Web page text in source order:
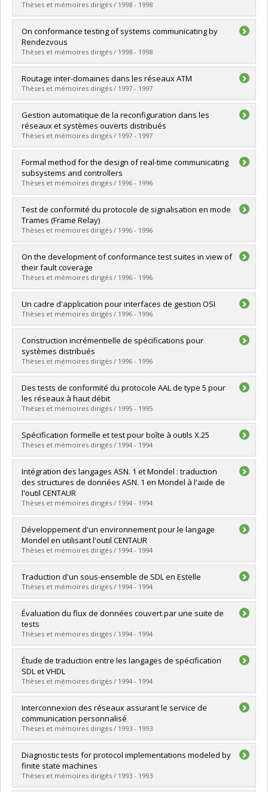
Diplôme obtenu :M. Sc.
Lien vers le document dans Papyrus
Thèses et mémoires dirigés / 1998 - 1998
Diplômé(e) :Soukeur, Abdelouahed
Cycle :Maîtrise
Diplôme obtenu :M. Sc.
Lien vers le document dans Papyrus
On conformance testing of systems communicating by
Rendezvous
Thèses et mémoires dirigés / 1998 - 1998
Diplômé(e) :Tan, Qiang-Ming
Cycle : Doctorat
Diplôme obtenu :Ph. D.
Lien vers le document dans Papyrus
Routage inter-domaines dans les réseaux ATM
Thèses et mémoires dirigés / 1997 - 1997
Diplômé(e) :Ould Ahmed Ould Bah, Brahim
Cycle :Maîtrise
Diplôme obtenu :M. Sc.
Lien vers le document dans Papyrus
Gestion automatique de la reconfiguration dans les
réseaux et systèmes ouverts distribués
Thèses et mémoires dirigés / 1997 - 1997
Diplômé(e) :Dini, Petre
Cycle :Doctorat
Diplôme obtenu :Ph. D.
Lien vers le document dans Papyrus
Formal method for the design of real-time communicating
subsystems and controllers
Thèses et mémoires dirigés / 1996 - 1996
Diplômé(e) :Tao, Zhongpīng
Cycle :Doctorat
Diplôme obtenu :Ph. D.
Lien vers le document dans Papyrus
Test de conformité du protocole de signalisation en mode
Trames (Frame Relay)
Thèses et mémoires dirigés / 1996 - 1996
Diplômé(e) :Ould Mohamed-Salem, Mohamed-Vall
Cycle :Maîtrise
Diplôme obtenu :M. Sc.
Lien vers le document dans Papyrus
On the development of conformance test suites in view of
their fault coverage
Thèses et mémoires dirigés / 1996 - 1996
Diplômé(e) :Yao, Mingyu
Cycle : Doctorat
Diplôme obtenu :Ph. D.
Lien vers le document dans Papyrus
Un cadre d'application pour interfaces de gestion OSI
Thèses et mémoires dirigés / 1996 - 1996
Diplômé(e) : Tessier, Jean
Cycle :Maîtrise
Diplôme obtenu :M. Sc.
Lien vers le document dans Papyrus
Construction incrémentielle de spécifications pour
systèmes distribués
Thèses et mémoires dirigés / 1996 - 1996
Diplômé(e) :Khendek, Ferhat
Cycle :Doctorat
Diplôme obtenu :Ph. D.
Lien vers le document dans Papyrus
Des tests de conformité du protocole AAL de type 5 pour
les réseaux à haut débit
Thèses et mémoires dirigés / 1995 - 1995
Diplômé(e) : Khriss, Ismail
Cycle : Maîtrise
Diplôme obtenu :M. Sc.
Lien vers le document dans Papyrus
Spécification formelle et test pour boîte à outils X.25
Thèses et mémoires dirigés / 1994 - 1994
Diplômé(e) :Zamoum, Rachid
Cycle :Maîtrise
Diplôme obtenu :
Lien vers le document dans Papyrus
Intégration des langages ASN. 1 et Mondel : traduction
des structures de données ASN. 1 en Mondel à l'aide de
l'outil CENTAUR
Thèses et mémoires dirigés / 1994 - 1994
Diplômé(e) :Zerghouni, Mostafa
Cycle :Maîtrise
Diplôme obtenu :M. Sc.
Lien vers le document dans Papyrus
Développement d'un environnement pour le langage
Mondel en utilisant l'outil CENTAUR
Thèses et mémoires dirigés / 1994 - 1994
Diplômé(e) :Drissi, Jawad
Cycle : Maîtrise
Diplôme obtenu :M. Sc.
Lien vers le document dans Papyrus
Traduction d'un sous-ensemble de SDL en Estelle
Thèses et mémoires dirigés / 1994 - 1994
Diplômé(e) :Thiboutôt, Alain
Cycle :
Diplôme obtenu :M. Sc.
Lien vers le document dans Papyrus
Évaluation du flux de données couvert par une suite de
tests
Thèses et mémoires dirigés / 1994 - 1994
Diplômé(e) :Caouette, Clémence
Cycle :Maîtrise
Diplôme obtenu :M. Sc.
Lien vers le document dans Papyrus
Étude de traduction entre les langages de spécification
SDL et VHDL
Thèses et mémoires dirigés / 1994 - 1994
Diplômé(e) :Amoussou, Marie Clémence
Cycle :Maîtrise
Diplôme obtenu :M. Sc.
Lien vers le document dans Papyrus
Interconnexion des réseaux assurant le service de
communication personnalisé
Thèses et mémoires dirigés / 1993 - 1993
Diplômé(e) :Dargham, Joumana B.
Cycle :Maîtrise
Diplôme obtenu :M. Sc.
Lien vers le document dans Papyrus
Diagnostic tests for protocol implementations modeled by
finite state machines
Thèses et mémoires dirigés / 1993 - 1993